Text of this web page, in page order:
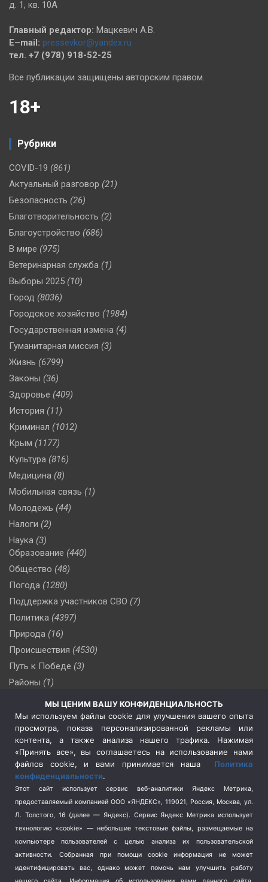
д. 1, кв. 10А
Главный редактор: Мацкевич А.В.
E–mail: pressevkor@yandex.ru
тел. +7 (978) 918-52-25
Все публикации защищены авторским правом.
18+
Рубрики
COVID-19 (861)
Актуальный разговор (21)
Безопасность (26)
Благотворительность (2)
Благоустройство (686)
В мире (975)
Ветеринарная служба (1)
Выборы 2025 (10)
Город (8036)
Городское хозяйство (1984)
Государственная измена (4)
Гуманитарная миссия (3)
Жизнь (6799)
Законы (36)
Здоровье (409)
История (11)
Криминал (1012)
Крым (1177)
Культура (816)
Медицина (8)
Мобильная связь (1)
Молодежь (44)
Налоги (2)
Наука (3)
Образование (440)
Общество (48)
Погода (1280)
Поддержка участников СВО (7)
Политика (4397)
Природа (16)
Происшествия (4530)
Путь к Победе (3)
Районы (1)
Сельское хозяйство (3)
Социальная политика
(3)
Спецоперация в Украине
Спецоперация на Украине
(404)
Спорт (740)
Терроризм (1)
Транспорт (262)
Туризм (178)
Флот (76)
МЫ ЦЕНИМ ВАШУ КОНФИДЕНЦИАЛЬНОСТЬ
Мы используем файлы cookie для улучшения вашего опыта
просмотра, показа персонализированной рекламы или
контента, а также анализа нашего трафика. Нажимая
«Принять все», вы соглашаетесь на использование нами
файлов cookie, и вами принимается наша Политика
конфиденциальности.
Этот сайт использует сервис веб-аналитики Яндекс Метрика,
предоставляемый компанией ООО «ЯНДЕКС», 119021, Россия, Москва, ул.
Л. Толстого, 16 (далее — Яндекс). Сервис Яндекс Метрика использует
технологию «cookie» — небольшие текстовые файлы, размещаемые на
компьютере пользователей с целью анализа их пользовательской
активности.
Собранная при помощи cookie информация не может
идентифицировать вас, однако может помочь нам улучшить работу